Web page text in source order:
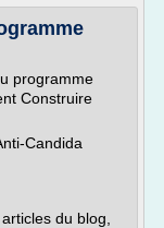
programme
Construire
Candida
du blog,